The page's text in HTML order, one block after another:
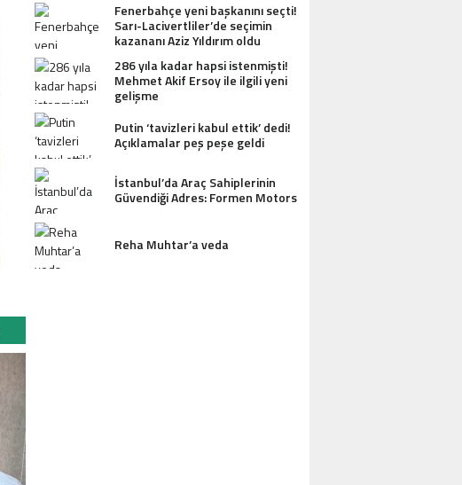
Fenerbahçe yeni başkanını seçti!
Sarı-Lacivertliler’de seçimin
kazananı Aziz Yıldırım oldu
286 yıla kadar hapsi istenmişti!
Mehmet Akif Ersoy ile ilgili yeni
gelişme
Putin ‘tavizleri kabul ettik’ dedi!
Açıklamalar peş peşe geldi
İstanbul’da Araç Sahiplerinin
Güvendiği Adres: Formen Motors
Reha Muhtar’a veda